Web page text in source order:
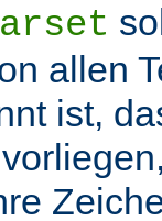
allen
ist,